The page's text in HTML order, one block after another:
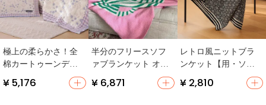
極上の柔らかさ！全
棉カートゥーンデザ
用・シングルサイ
¥ 5,176
半分のフリースソフ
ァブランケット オフ
ィス 昼寝用ブランケ
ット ショールブラン
¥ 6,871
レトロ風ニットブラ
ンケット【用・ソフ
¥ 2,810